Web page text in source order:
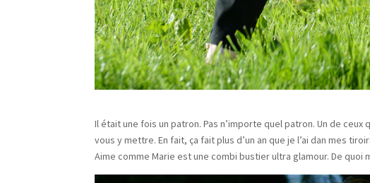
Il était une fois un patron. Pas n’importe quel patron. Un de
vous y mettre. En fait, ça fait plus d’un an que je l’ai dan mes
Aime comme Marie est une combi bustier ultra glamour. De